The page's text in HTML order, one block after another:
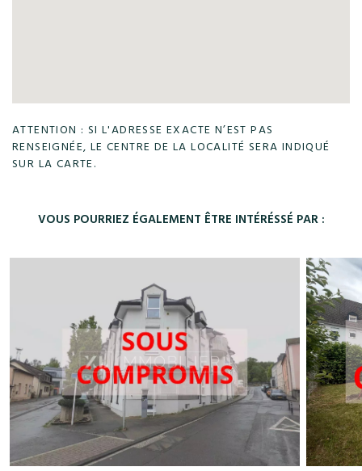
ATTENTION : SI L'ADRESSE EXACTE N’EST PAS
RENSEIGNÉE, LE CENTRE DE LA LOCALITÉ SERA INDIQUÉ
SUR LA CARTE.
VOUS POURRIEZ ÉGALEMENT ÊTRE INTÉRÉSSÉ PAR :